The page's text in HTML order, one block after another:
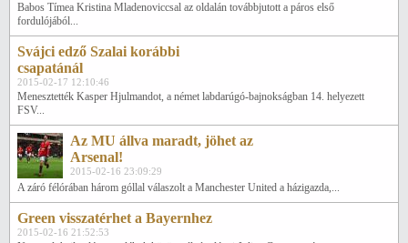
Babos Tímea Kristina Mladenoviccsal az oldalán továbbjutott a páros első
fordulójából...
Svájci edző Szalai korábbi
csapatánál
2015-02-17 12:10:46
Menesztették Kasper Hjulmandot, a német labdarúgó-bajnokságban 14. helyezett
FSV...
Az MU állva maradt, jöhet az
Arsenal!
2015-02-16 23:09:29
A záró félórában három góllal válaszolt a Manchester United a házigazda,...
Green visszatérhet a Bayernhez
2015-02-16 21:52:53